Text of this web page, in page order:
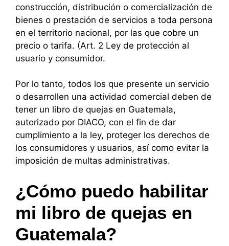
construcción, distribución o comercialización de
bienes o prestación de servicios a toda persona
en el territorio nacional, por las que cobre un
precio o tarifa. (Art. 2 Ley de protección al
usuario y consumidor.
Por lo tanto, todos los que presente un servicio
o desarrollen una actividad comercial deben de
tener un libro de quejas en Guatemala,
autorizado por DIACO, con el fin de dar
cumplimiento a la ley, proteger los derechos de
los consumidores y usuarios, así como evitar la
imposición de multas administrativas.
¿Cómo puedo habilitar
mi libro de quejas en
Guatemala?